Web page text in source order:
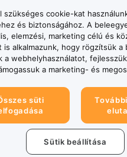
szükséges cookie-kat
és biztonságához. A
elemzési, marketing célú és
is alkalmazunk, hogy rögzítsük a
a webhelyhasználatot,
a marketing- és
süti
Sütik beállítása